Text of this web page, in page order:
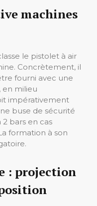
machines
le pistolet à air
Concrètement, il
fourni avec une
en milieu
impérativement
buse de sécurité
bars en cas
formation à son
: projection